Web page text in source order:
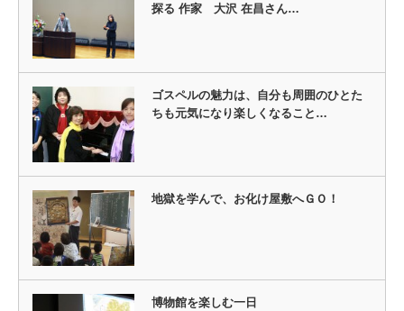
探る 作家 大沢 在昌さん…
ゴスペルの魅力は、自分も周囲のひとた
ちも元気になり楽しくなること…
地獄を学んで、お化け屋敷へＧＯ！
博物館を楽しむ一日